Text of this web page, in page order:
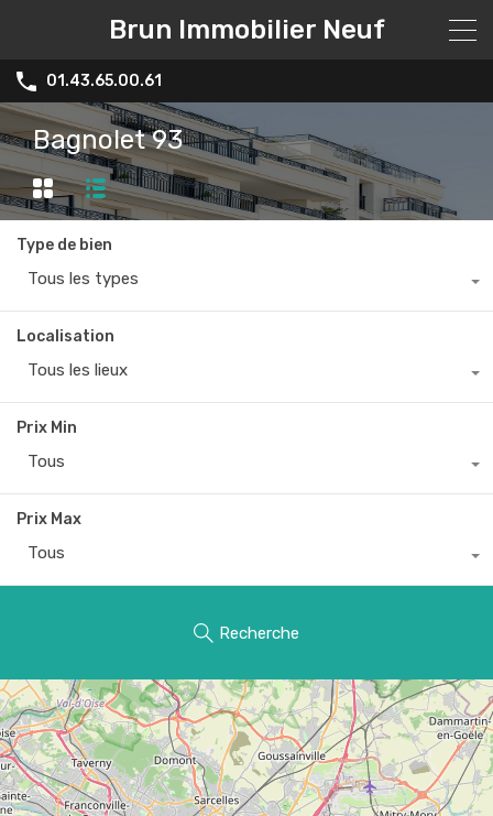
Brun Immobilier Neuf
01.43.65.00.61
Bagnolet 93
Type de bien
Tous les types
Localisation
Tous les lieux
Prix Min
Tous
Prix Max
Tous
Recherche